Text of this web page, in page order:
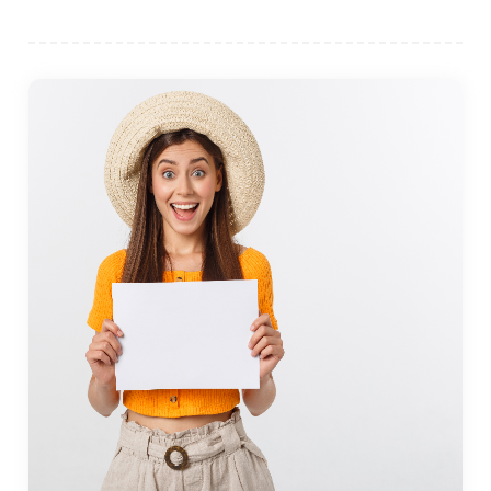
достопримечательностей является озеро
Кючукчекмедже, расположенное к востоку от
Авджылара. Озеро является природным местом
красоты, предлагающим возможности для наблюдения
за птицами, прогулок и катания на лодках. Окрестности
были превращены в парк, что делает его идеальным
местом отдыха для любителей природы.
К западу от Авджылара находится Бейликдюзю, еще
один быстрорастущий район, известный своими
современными жилыми комплексами и торговыми
центрами. В Бейликдюзю находится торговый центр
Marmara Park, один из крупнейших торговых центров в
Стамбуле, предлагающий широкий выбор магазинов и
развлечений.